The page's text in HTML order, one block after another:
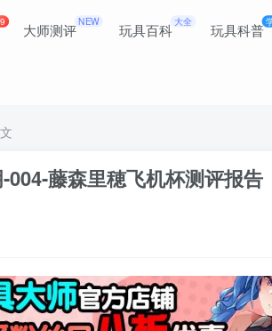
大师测评NEW 玩具百科 大全 玩具科普
004-藤森里穂飞机杯测评报告